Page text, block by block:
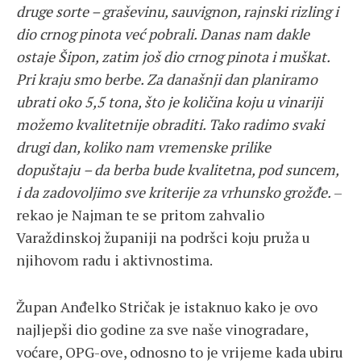
druge sorte – graševinu, sauvignon, rajnski rizling i
dio crnog pinota već pobrali. Danas nam dakle
ostaje Šipon, zatim još dio crnog pinota i muškat.
Pri kraju smo berbe. Za današnji dan planiramo
ubrati oko 5,5 tona, što je količina koju u vinariji
možemo kvalitetnije obraditi. Tako radimo svaki
drugi dan, koliko nam vremenske prilike
dopuštaju – da berba bude kvalitetna, pod suncem,
i da zadovoljimo sve kriterije za vrhunsko grožđe. –
rekao je Najman te se pritom zahvalio
Varaždinskoj županiji na podršci koju pruža u
njihovom radu i aktivnostima.
Župan Anđelko Stričak je istaknuo kako je ovo
najljepši dio godine za sve naše vinogradare,
voćare, OPG-ove, odnosno to je vrijeme kada ubiru